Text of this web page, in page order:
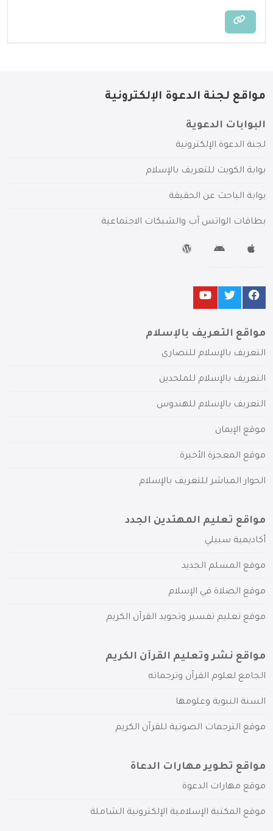
مواقع لجنة الدعوة الإلكترونية
البوابات الدعوية
لجنة الدعوة الإلكترونية
بوابة الكويت للتعريف بالإسلام
بوابة الباحث عن الحقيقة
بطاقات الواتس آب والشبكات الاجتماعية
مواقع التعريف بالإسلام
التعريف بالإسلام للنصارى
التعريف بالإسلام للملحدين
التعريف بالإسلام للهندوس
موقع الإيمان
موقع المعجزة الأخيرة
الحوار المباشر للتعريف بالإسلام
مواقع تعليم المهتدين الجدد
أكاديمية سبيلي
موقع المسلم الجديد
موقع الصلاة في الإسلام
موقع تعليم تفسير وتجويد القرآن الكريم
مواقع نشر وتعليم القرآن الكريم
الجامع لعلوم القرآن وترجماته
السنة النبوية وعلومها
موقع الترجمات الصوتية للقرآن الكريم
مواقع تطوير مهارات الدعاة
موقع مهارات الدعوة
موقع المكتبة الإسلامية الإلكترونية الشاملة